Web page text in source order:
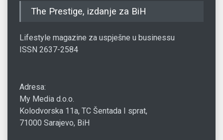
The Prestige, izdanje za BiH
Lifestyle magazine za uspješne u businessu
ISSN 2637-2584
Adresa:
My Media d.o.o.
Kolodvorska 11a, TC Šentada I sprat,
71000 Sarajevo, BiH